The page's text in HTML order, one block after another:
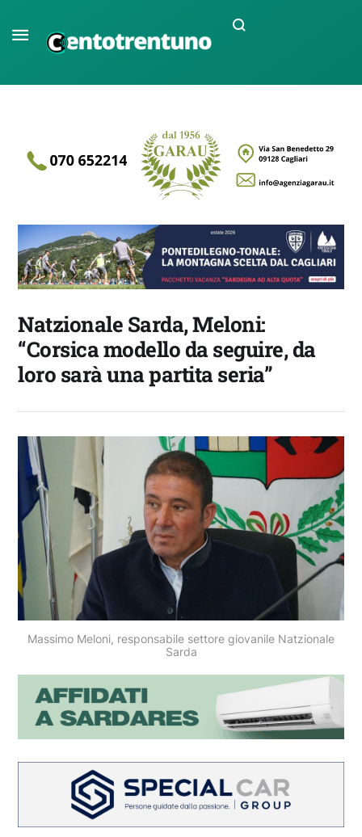
Natzionale Sarda, Meloni:
“Corsica modello da seguire, da
loro sarà una partita seria”
Massimo Meloni, responsabile settore giovanile Natzionale
Sarda